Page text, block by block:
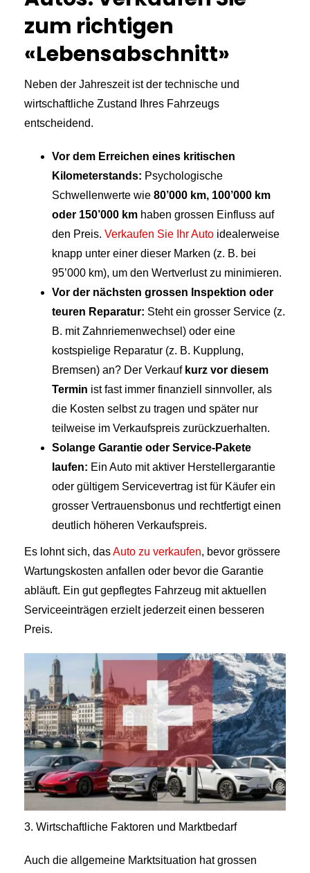
zum richtigen
«Lebensabschnitt»
Neben der Jahreszeit ist der technische und
wirtschaftliche Zustand Ihres Fahrzeugs
entscheidend.
Vor dem Erreichen eines kritischen
Kilometerstands: Psychologische
Schwellenwerte wie 80’000 km, 100’000 km
oder 150’000 km haben grossen Einfluss auf
den Preis. Verkaufen Sie Ihr Auto idealerweise
knapp unter einer dieser Marken (z. B. bei
95’000 km), um den Wertverlust zu minimieren.
Vor der nächsten grossen Inspektion oder
teuren Reparatur: Steht ein grosser Service (z.
B. mit Zahnriemenwechsel) oder eine
kostspielige Reparatur (z. B. Kupplung,
Bremsen) an? Der Verkauf kurz vor diesem
Termin ist fast immer finanziell sinnvoller, als
die Kosten selbst zu tragen und später nur
teilweise im Verkaufspreis zurückzuerhalten.
Solange Garantie oder Service-Pakete
laufen: Ein Auto mit aktiver Herstellergarantie
oder gültigem Servicevertrag ist für Käufer ein
grosser Vertrauensbonus und rechtfertigt einen
deutlich höheren Verkaufspreis.
Es lohnt sich, dasAuto zu verkaufen, bevor grössere
Wartungskosten anfallen oder bevor die Garantie
abläuft. Ein gut gepflegtes Fahrzeug mit aktuellen
Serviceeinträgen erzielt jederzeit einen besseren
Preis.
3. Wirtschaftliche Faktoren und Marktbedarf
Auch die allgemeine Marktsituation hat grossen